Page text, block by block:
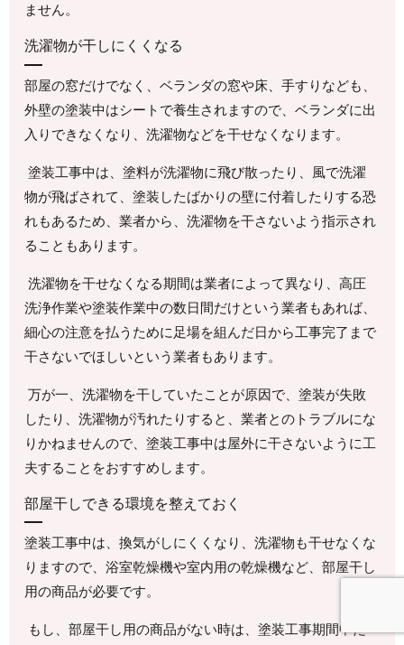
ません。
洗濯物が干しにくくなる
部屋の窓だけでなく、ベランダの窓や床、手すりなども、
外壁の塗装中はシートで養生されますので、ベランダに出
入りできなくなり、洗濯物などを干せなくなります。
塗装工事中は、塗料が洗濯物に飛び散ったり、風で洗濯
物が飛ばされて、塗装したばかりの壁に付着したりする恐
れもあるため、業者から、洗濯物を干さないよう指示され
ることもあります。
洗濯物を干せなくなる期間は業者によって異なり、高圧
洗浄作業や塗装作業中の数日間だけという業者もあれば、
細心の注意を払うために足場を組んだ日から工事完了まで
干さないでほしいという業者もあります。
万が一、洗濯物を干していたことが原因で、塗装が失敗
したり、洗濯物が汚れたりすると、業者とのトラブルにな
りかねませんので、塗装工事中は屋外に干さないように工
夫することをおすすめします。
部屋干しできる環境を整えておく
塗装工事中は、換気がしにくくなり、洗濯物も干せなくな
りますので、浴室乾燥機や室内用の乾燥機など、部屋干し
用の商品が必要です。
もし、部屋干し用の商品がない時は、塗装工事期間中だ